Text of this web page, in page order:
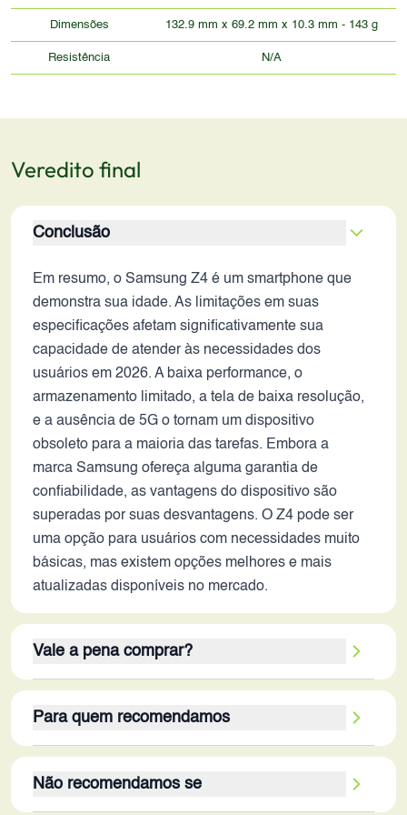
Dimensões 132.9 mm x 69.2 mm x 10.3 mm - 143 g
Resistência N/A
Veredito final
Conclusão
Em resumo, o Samsung Z4 é um smartphone que
demonstra sua idade. As limitações em suas
especificações afetam significativamente sua
capacidade de atender às necessidades dos
usuários em 2026. A baixa performance, o
armazenamento limitado, a tela de baixa resolução,
e a ausência de 5G o tornam um dispositivo
obsoleto para a maioria das tarefas. Embora a
marca Samsung ofereça alguma garantia de
confiabilidade, as vantagens do dispositivo são
superadas por suas desvantagens. O Z4 pode ser
uma opção para usuários com necessidades muito
básicas, mas existem opções melhores e mais
atualizadas disponíveis no mercado.
Vale a pena comprar?
Samsung Z4 não é uma opção que 'vale a pena'
para a maioria dos consumidores. As limitações de
armazenamento, a RAM limitada e o processador
Para quem recomendamos
seria um usuário com necessidades muito básicas
e limitadas. Isso pode incluir pessoas idosas que
Não recomendamos se